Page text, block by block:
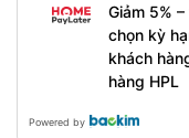
Giảm 5%
chọn kỳ
khách
hàng HPL
Powered by